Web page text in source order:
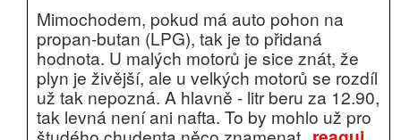
Mimochodem, pokud má auto pohon na
propan-butan (LPG), tak je to přidaná
hodnota. U malých motorů je sice znát, že
plyn je živější, ale u velkých motorů se rozdíl
už tak nepozná. A hlavně - litr beru za 12.90,
tak levná není ani nafta. To by mohlo už pro